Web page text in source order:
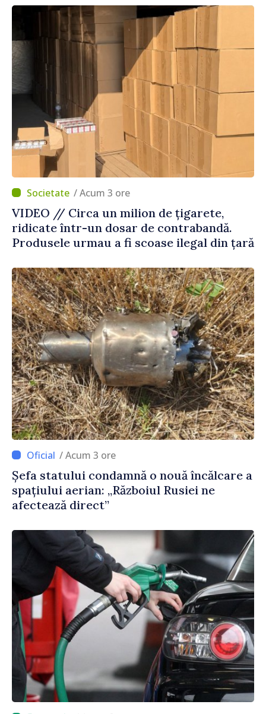
/ Acum 3 ore
VIDEO // Circa un milion de țigarete,
ridicate într-un dosar de contrabandă.
Produsele urmau a fi scoase ilegal din țară
/ Acum 3 ore
Șefa statului condamnă o nouă încălcare a
spațiului aerian: „Războiul Rusiei ne
afectează direct”